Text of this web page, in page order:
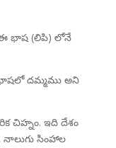
ఈ భాష (లిపి) లోనే
భాషలో దమ్మము అని
చిహ్నం. ఇది దేశం
సింహాల